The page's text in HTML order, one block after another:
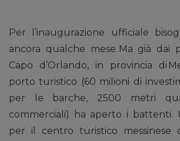
Per l’inaugurazione ufficiale
ancora qualche mese. Ma già dai
Capo d’Orlando, in provincia di
porto turistico (60 milioni di
per le barche, 2500 metri
commerciali) ha aperto i battenti.
per il centro turistico messinese